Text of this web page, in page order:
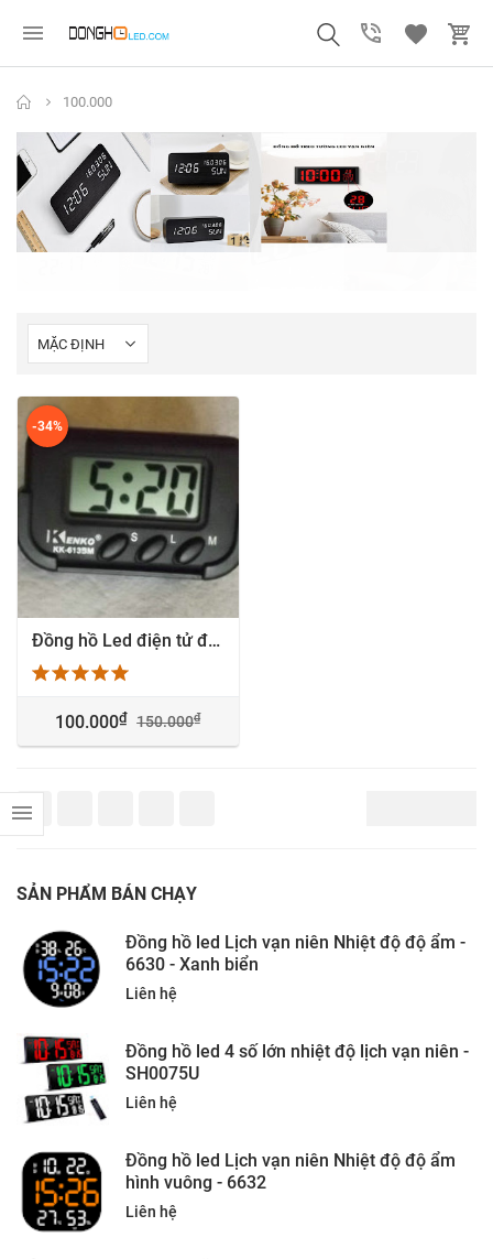
100.000
-34%
Đồng hồ Led điện tử đếm ngược giá dưới 100k
100.000₫ 150.000₫
SẢN PHẨM BÁN CHẠY
Đồng hồ led Lịch vạn niên Nhiệt độ độ ẩm -
6630 - Xanh biển
Liên hệ
Đồng hồ led 4 số lớn nhiệt độ lịch vạn niên -
SH0075U
Liên hệ
Đồng hồ led Lịch vạn niên Nhiệt độ độ ẩm
hình vuông - 6632
Liên hệ